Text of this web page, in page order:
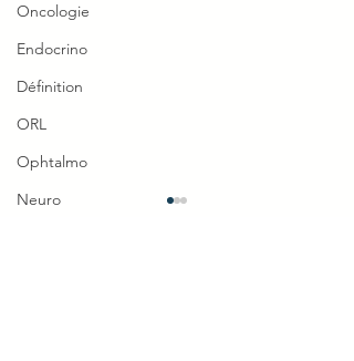
Oncologie
Endocrino
Définition
ORL
Ophtalmo
Neuro